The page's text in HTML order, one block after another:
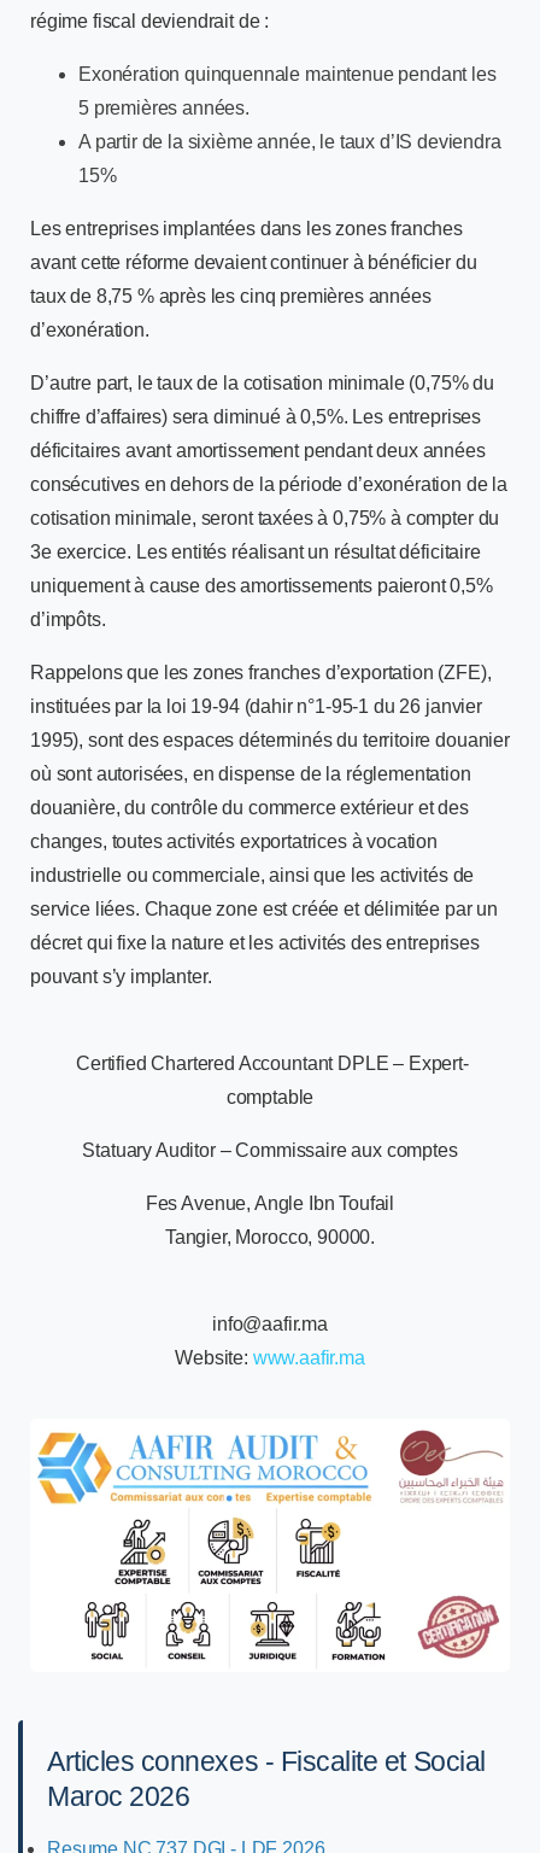
régime fiscal deviendrait de :
Exonération quinquennale maintenue pendant les
5 premières années.
A partir de la sixième année, le taux d’IS deviendra
15%
Les entreprises implantées dans les zones franches
avant cette réforme devaient continuer à bénéficier du
taux de 8,75 % après les cinq premières années
d’exonération.
D’autre part, le taux de la cotisation minimale (0,75% du
chiffre d’affaires) sera diminué à 0,5%. Les entreprises
déficitaires avant amortissement pendant deux années
consécutives en dehors de la période d’exonération de la
cotisation minimale, seront taxées à 0,75% à compter du
3e exercice. Les entités réalisant un résultat déficitaire
uniquement à cause des amortissements paieront 0,5%
d’impôts.
Rappelons que les zones franches d’exportation (ZFE),
instituées par la loi 19-94 (dahir n°1-95-1 du 26 janvier
1995), sont des espaces déterminés du territoire douanier
où sont autorisées, en dispense de la réglementation
douanière, du contrôle du commerce extérieur et des
changes, toutes activités exportatrices à vocation
industrielle ou commerciale, ainsi que les activités de
service liées. Chaque zone est créée et délimitée par un
décret qui fixe la nature et les activités des entreprises
pouvant s’y implanter.
Certified Chartered Accountant DPLE – Expert-
comptable
Statuary Auditor – Commissaire aux comptes
Fes Avenue, Angle Ibn Toufail
Tangier, Morocco, 90000.
info@aafir.ma
Website: www.aafir.ma
Articles connexes - Fiscalite et Social
Maroc 2026
Resume NC 737 DGI - LDF 2026